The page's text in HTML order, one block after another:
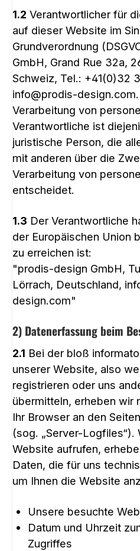
1.2 Verantwortlicher für
auf dieser Website im
Grundverordnung
GmbH, Grand Rue 32a,
Schweiz, Tel.: +41(0)32
info@prodis-
Verarbeitung von
Verantwortliche ist
juristische Person, die
mit anderen über die
Verarbeitung von
entscheidet.
1.3 Der Verantwortliche
der Europäischen Union
zu erreichen ist:
"prodis-design GmbH,
Lörrach, Deutschland,
design.com"
2) Datenerfassung beim
2.1 Bei der bloß
unserer Website, also
registrieren oder uns
übermitteln, erheben wir
Ihr Browser an den
(sog. „Server-Logfiles“).
Website aufrufen,
Daten, die für uns
um Ihnen die Website
Unsere besuchte
Datum und Uhrzeit
Zugriffes